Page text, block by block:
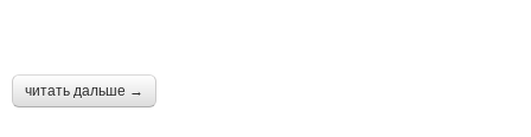
читать дальше →